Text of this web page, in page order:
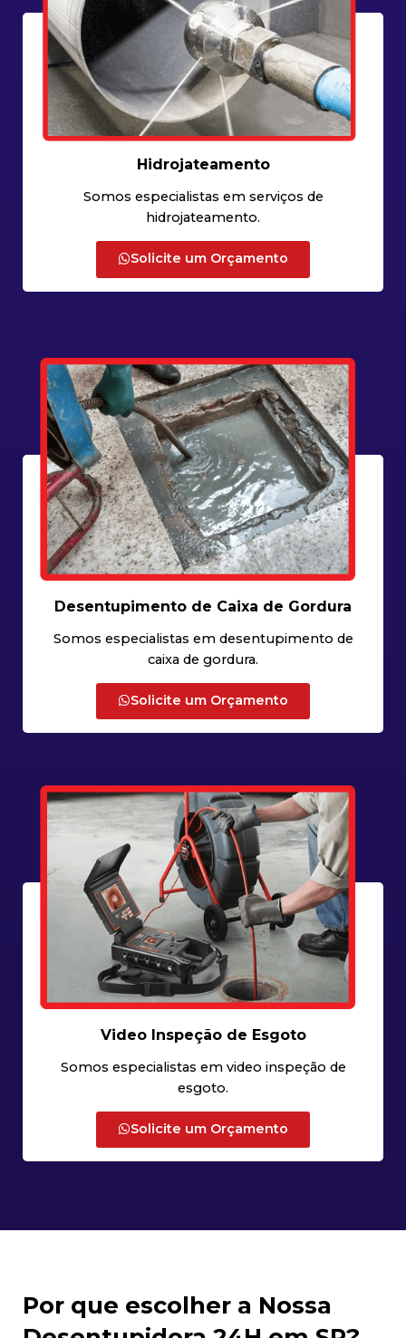
Hidrojateamento
Somos especialistas em serviços de
hidrojateamento.
Solicite um Orçamento
Desentupimento de Caixa de Gordura
Somos especialistas em desentupimento de
caixa de gordura.
Solicite um Orçamento
Video Inspeção de Esgoto
Somos especialistas em video inspeção de
esgoto.
Solicite um Orçamento
Por que escolher a Nossa